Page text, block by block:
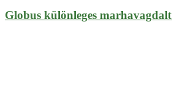
Globus különleges